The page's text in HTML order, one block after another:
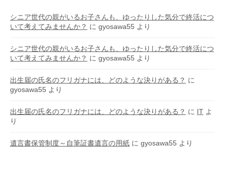
シニア世代の親がいるお子さんも、ゆったりした気分で終活につ
いて考えてみませんか？ に gyosawa55 より
シニア世代の親がいるお子さんも、ゆったりした気分で終活につ
いて考えてみませんか？ に gyosawa55 より
出生届の氏名のフリガナには、どのような決りがある？ に
gyosawa55 より
出生届の氏名のフリガナには、どのような決りがある？ に IT よ
り
遺言書保管制度～自筆証書遺言の用紙 に gyosawa55 より